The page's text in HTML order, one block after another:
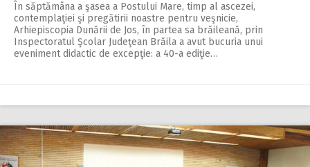
În săptămâna a şasea a Postului Mare, timp al as­cezei,
contemplaţiei şi pre­­gătirii noastre pentru veşni­cie,
Arhiepiscopia Dunării de Jos, în partea sa brăileană, prin
Inspectoratul Şcolar Judeţean Brăi­la a avut bucuria unui
eveniment didactic de excepţie: a 40-a ediţie…